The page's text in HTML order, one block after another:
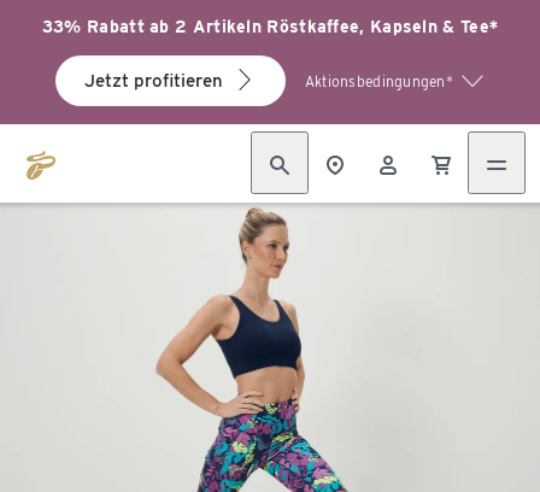
33% Rabatt ab 2 Artikeln Röstkaffee, Kapseln & Tee*
Jetzt profitieren Aktionsbedingungen*